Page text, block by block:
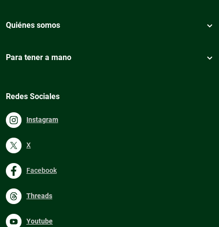
Quiénes somos
Para tener a mano
Redes Sociales
Instagram
X
Facebook
Threads
Youtube